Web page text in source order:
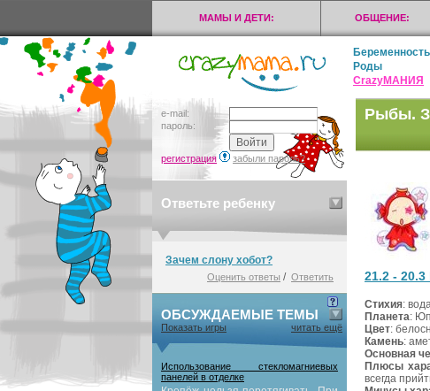
МАМЫ И ДЕТИ: ОБЩЕНИЕ:
Беременность
Роды
CrazyМАНИЯ
e-mail:
пароль:
регистрация забыли пароль?
Ответьте ребенку
Зачем слону хобот?
Оценить ответы / Ответить
ОБСУЖДАЕМЫЕ ТЕМЫ
Показать игры читать ещё
Использование стекломагниевых
панелей в отделке
Рыбы.
21.2 -
Стихия: вода
Планета:
Цвет:
Камень:
Основная
Плюсы
всегда